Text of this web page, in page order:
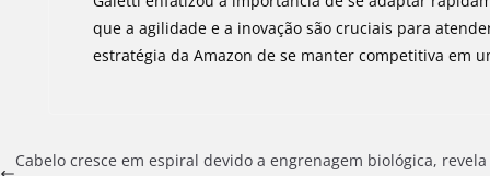
que a agilidade e a inovação são cruciais para
estratégia da Amazon de se manter competitiva em
Cabelo cresce em espiral devido a engrenagem biológica, revela